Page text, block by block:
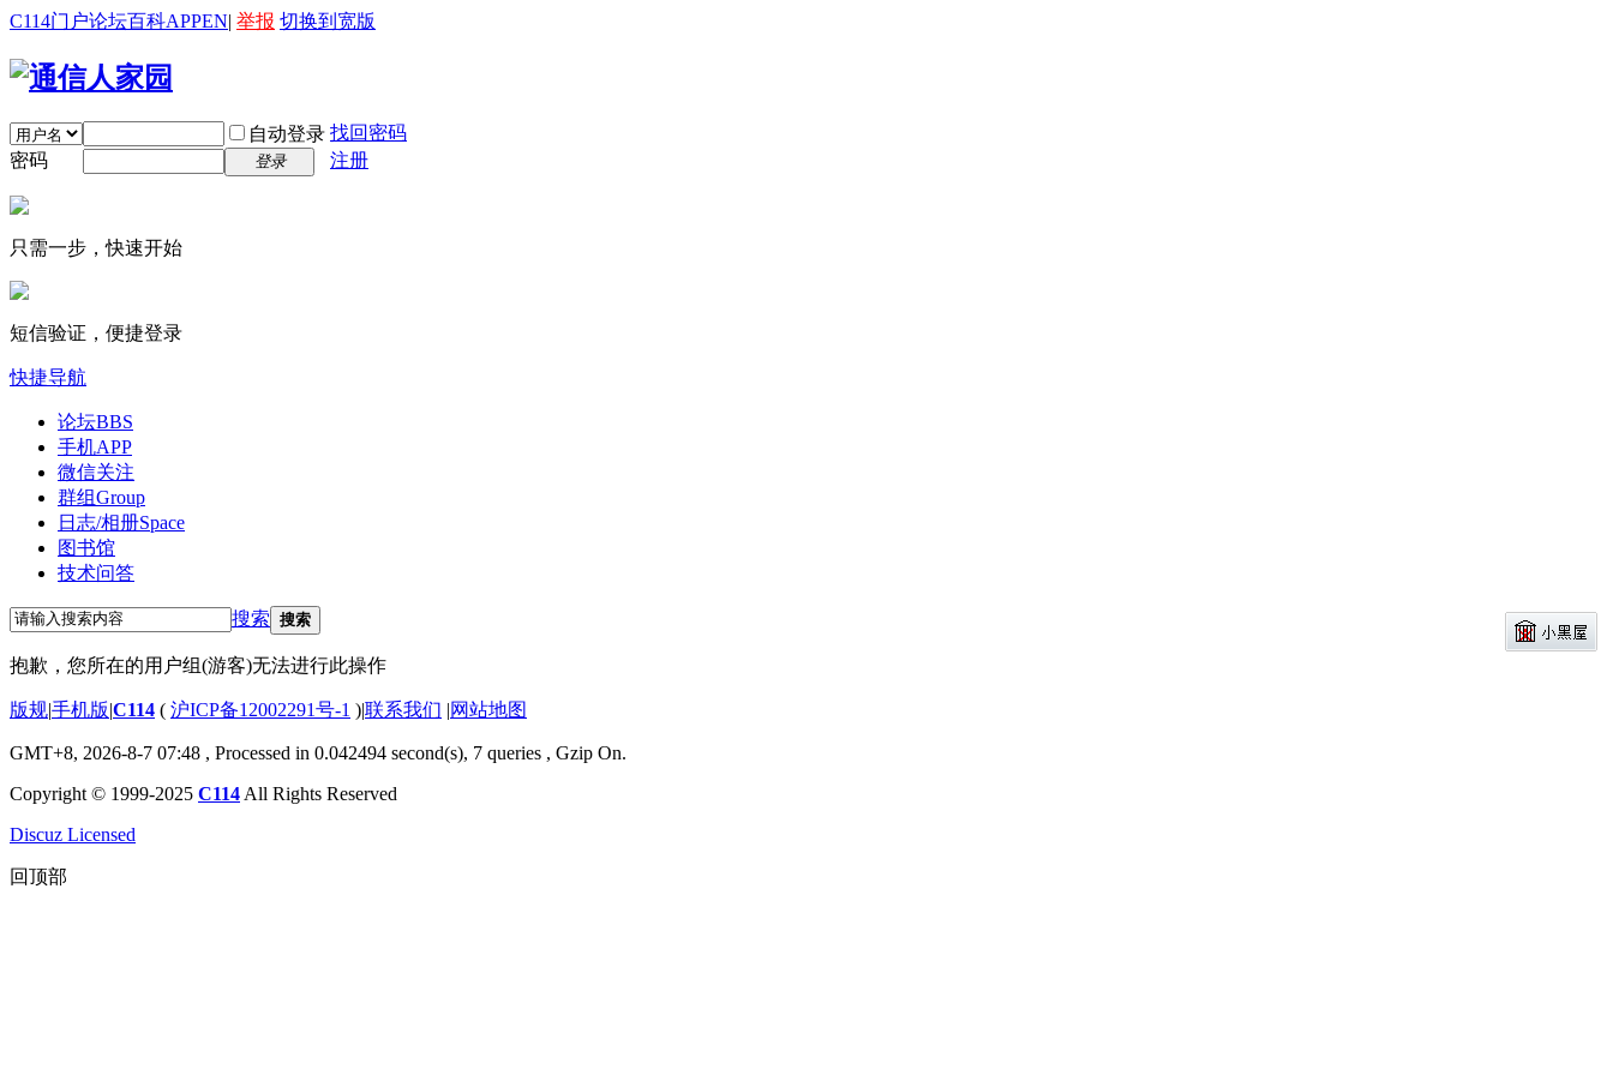
C114门户论坛百科APPEN| 举报 切换到宽版
自动登录 找回密码
密码
登录 注册
只需一步，快速开始
短信验证，便捷登录
快捷导航
论坛BBS
手机APP
微信关注
群组Group
日志/相册Space
图书馆
技术问答
搜索 搜索
抱歉，您所在的用户组(游客)无法进行此操作
版规|手机版|C114 ( 沪ICP备12002291号-1 )|联系我们 |网站地图
GMT+8, 2026-8-7 07:48 , Processed in 0.042494 second(s), 7 queries , Gzip On.
Copyright © 1999-2025 C114 All Rights Reserved
Discuz Licensed
回顶部